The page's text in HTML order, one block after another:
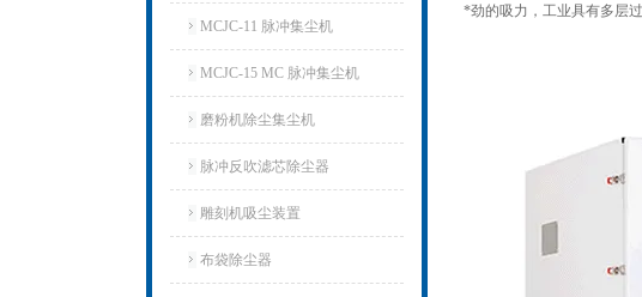
MCJC-11 脉冲集尘机
MCJC-15 MC 脉冲集尘机
磨粉机除尘集尘机
脉冲反吹滤芯除尘器
雕刻机吸尘装置
布袋除尘器
*劲的吸力，工业具有多层